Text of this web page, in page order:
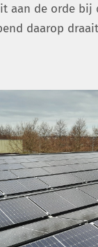
aan de orde bij
daarop